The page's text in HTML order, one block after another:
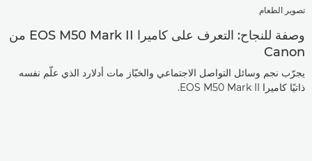
تصوير الطعام
وصفة للنجاح: التعرف على كاميرا EOS M50 Mark II من
Canon
يجرّب نجم وسائل التواصل الاجتماعي والخبّاز مات أدلارد الذي علّم نفسه
ذاتيًا كاميرا EOS M50 Mark II.